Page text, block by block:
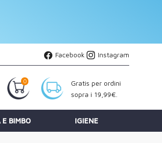
Facebook Instagram
0
Gratis per ordini
sopra i 19,99€.
E BIMBO IGIENE